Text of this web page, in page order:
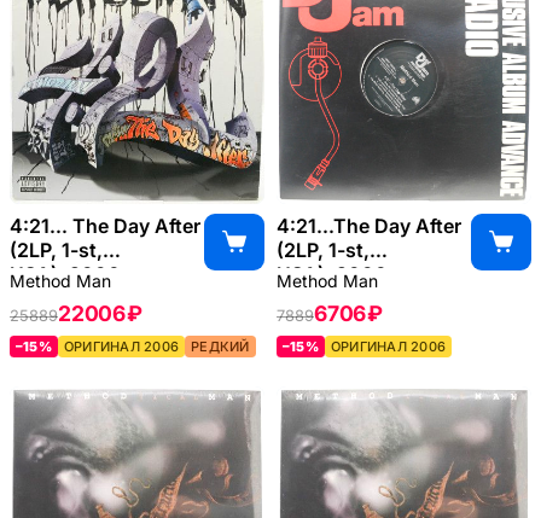
4:21... The Day After
(2LP, 1-st,
USA), 2006
Method Man
2588922006 ₽
–15% ОРИГИНАЛ 2006 РЕДКИЙ
4:21...The Day After
(2LP, 1-st,
USA), 2006
Method Man
78896706 ₽
–15% ОРИГИНАЛ 2006